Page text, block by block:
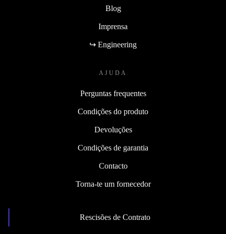
Blog
Imprensa
↪ Engineering
AJUDA
Perguntas frequentes
Condições do produto
Devoluções
Condições de garantia
Contacto
Torna-te um fornecedor
Rescisões de Contrato